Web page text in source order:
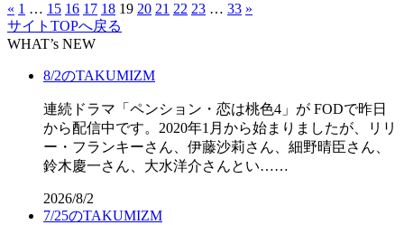
« 1 … 15 16 17 18 19 20 21 22 23 … 33 »
サイトTOPへ戻る
WHAT’s NEW
8/2のTAKUMIZM
連続ドラマ「ペンション・恋は桃色4」が FODで昨日
から配信中です。2020年1月から始まりましたが、リリ
ー・フランキーさん、伊藤沙莉さん、細野晴臣さん、
鈴木慶一さん、大水洋介さんとい……
2026/8/2
7/25のTAKUMIZM